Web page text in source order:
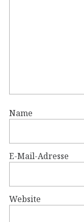
Name
E-Mail-Adresse
Website